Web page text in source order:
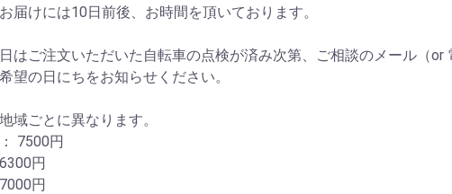
届けには10日前後、お時間を頂いております。
はご注文いただいた自転車の点検が済み次第、ご相談のメール（or
望の日にちをお知らせください。
域ごとに異なります。
7500円
円
円